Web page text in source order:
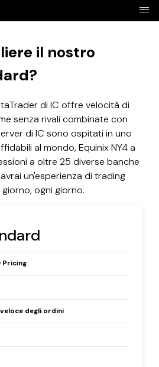
il nostro
di IC offre velocità di
senza rivali combinate con
di IC sono ospitati in uno
al mondo, Equinix NY4 a
a oltre 25 diverse banche
un'esperienza di trading
ogni giorno.
Pricing
degli ordini